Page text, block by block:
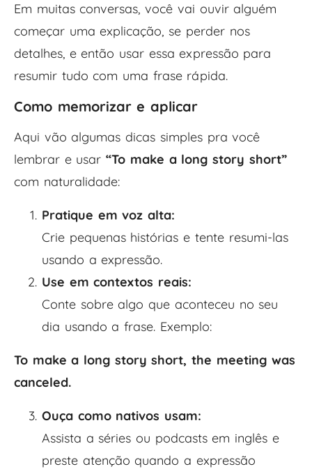
Em muitas conversas, você vai ouvir alguém
começar uma explicação, se perder nos
detalhes, e então usar essa expressão para
resumir tudo com uma frase rápida.
Como memorizar e aplicar
Aqui vão algumas dicas simples pra você
lembrar e usar“To make a long story short”
com naturalidade:
Pratique em voz alta:
Crie pequenas histórias e tente resumi-las
usando a expressão.
Use em contextos reais:
Conte sobre algo que aconteceu no seu
dia usando a frase. Exemplo:
To make a long story short, the meeting was
canceled.
Ouça como nativos usam:
Assista a séries ou podcasts em inglês e
preste atenção quando a expressão